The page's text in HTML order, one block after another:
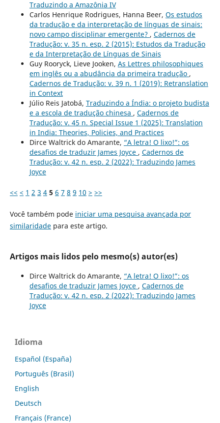
Traduzindo a Amazônia IV
Carlos Henrique Rodrigues, Hanna Beer, Os estudos
da tradução e da interpretação de línguas de sinais:
novo campo disciplinar emergente? , Cadernos de
Tradução: v. 35 n. esp. 2 (2015): Estudos da Tradução
e da Interpretação de Línguas de Sinais
Guy Rooryck, Lieve Jooken, As Lettres philosophiques
em inglês ou a abudância da primeira tradução ,
Cadernos de Tradução: v. 39 n. 1 (2019): Retranslation
in Context
Júlio Reis Jatobá, Traduzindo a Índia: o projeto budista
e a escola de tradução chinesa , Cadernos de
Tradução: v. 45 n. Special Issue 1 (2025): Translation
in India: Theories, Policies, and Practices
Dirce Waltrick do Amarante, “A letra! O lixo!”: os
desafios de traduzir James Joyce , Cadernos de
Tradução: v. 42 n. esp. 2 (2022): Traduzindo James
Joyce
<< < 1 2 3 4 5 6 7 8 9 10 > >>
Você também pode iniciar uma pesquisa avançada por
similaridadepara este artigo.
Artigos mais lidos pelo mesmo(s) autor(es)
Dirce Waltrick do Amarante, “A letra! O lixo!”: os
desafios de traduzir James Joyce , Cadernos de
Tradução: v. 42 n. esp. 2 (2022): Traduzindo James
Joyce
Idioma
Español (España)
Português (Brasil)
English
Deutsch
Français (France)